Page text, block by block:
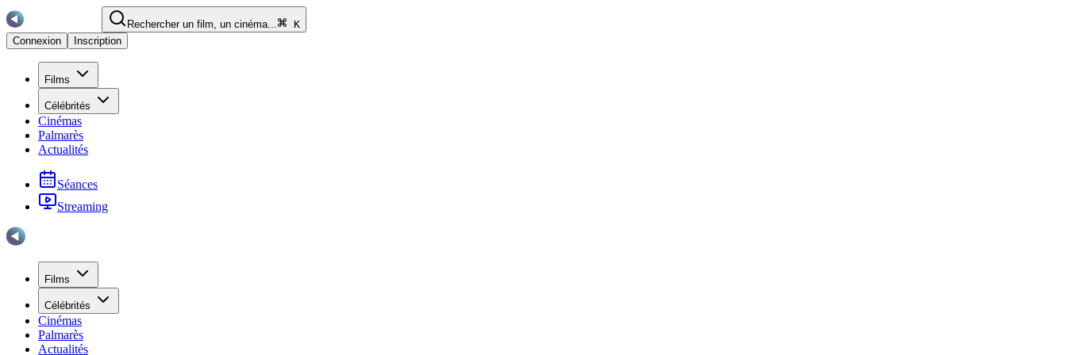
Rechercher un film, un cinéma...
K
Connexion
Inscription
Films
Célébrités
Cinémas
Palmarès
Actualités
Séances
Streaming
Films
Célébrités
Cinémas
Palmarès
Actualités